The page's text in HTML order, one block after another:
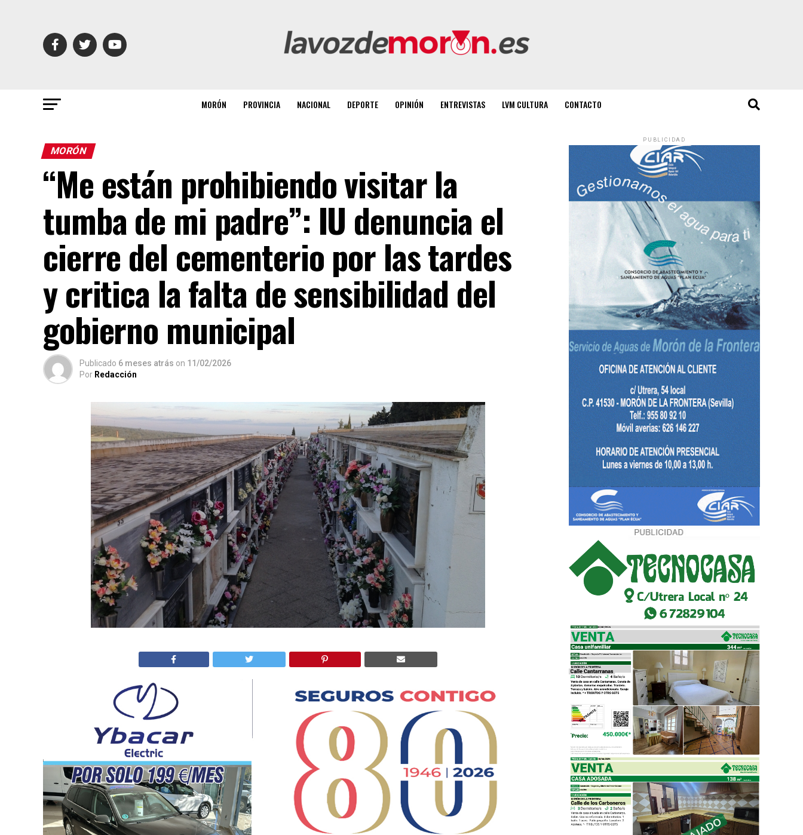
MORÓN PROVINCIA NACIONAL DEPORTE OPINIÓN ENTREVISTAS LVM CULTURA CONTACTO
MORÓN
“Me están prohibiendo visitar la
tumba de mi padre”: IU denuncia el
cierre del cementerio por las tardes
y critica la falta de sensibilidad del
gobierno municipal
Publicado 6 meses atrás on 11/02/2026
Por Redacción
PUBLICIDAD